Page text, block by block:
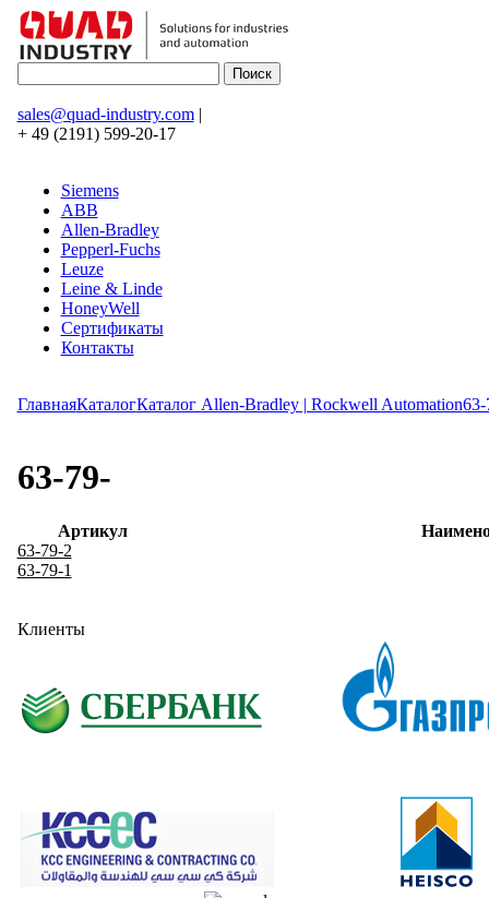
sales@quad-industry.com|
+ 49 (2191) 599-20-17
Siemens
ABB
Allen-Bradley
Pepperl-Fuchs
Leuze
Leine & Linde
HoneyWell
Сертификаты
Контакты
ГлавнаяКаталогКаталог Allen-Bradley | Rockwell Automation63-
63-79-
Артикул
63-79-2
63-79-1
Клиенты